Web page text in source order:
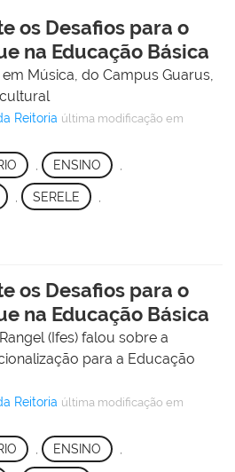
os Desafios para o
na Educação Básica
Música, do Campus Guarus,
Reitoria última modificação em
ENSINO
SERELE
os Desafios para o
na Educação Básica
(Ifes) falou sobre a
para a Educação
Reitoria última modificação em
ENSINO